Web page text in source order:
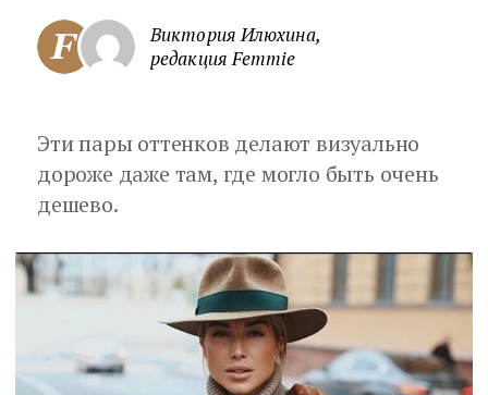
Виктория Илюхина,
редакция Femmie
Эти пары оттенков делают визуально
дороже даже там, где могло быть очень
дешево.